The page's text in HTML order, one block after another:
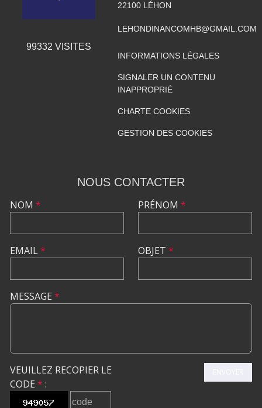
99332 VISITES
22100 LÉHON
LEHONDINANCOMHB@GMAIL.COM
INFORMATIONS LÉGALES
SIGNALER UN CONTENU
INAPPROPRIÉ
CHARTE COOKIES
GESTION DES COOKIES
NOUS CONTACTER
NOM *
EMAIL*
PRÉNOM *
OBJET *
MESSAGE *
VEUILLEZ RECOPIER LE
CODE * :